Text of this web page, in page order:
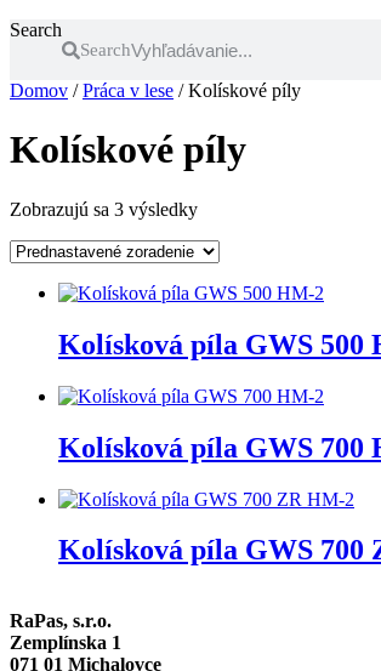
Search
Search
Domov /Práca v lese / Kolískové píly
Kolískové píly
Zobrazujú sa 3 výsledky
Kolísková píla GWS 500
Kolísková píla GWS 700
Kolísková píla GWS 700
RaPas, s.r.o.
Zemplínska 1
071 01 Michalovce